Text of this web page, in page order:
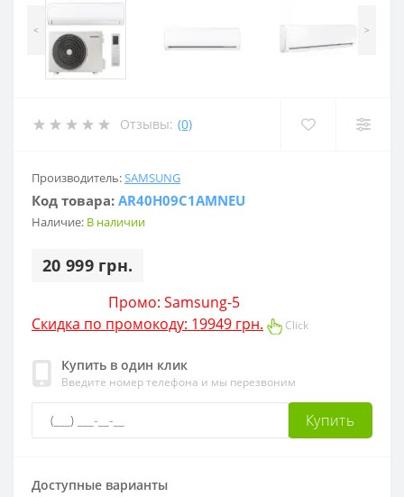
< >
Отзывы: (0)
Производитель:SAMSUNG
Код товара: AR40H09C1AMNEU
Наличие: В наличии
20 999 грн.
Промо: Samsung-5
Скидка по промокоду: 19949 грн.
Click
Купить в один клик
Введите номер телефона и мы перезвоним
Купить
Доступные варианты